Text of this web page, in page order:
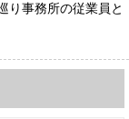
り事務所の従業員と